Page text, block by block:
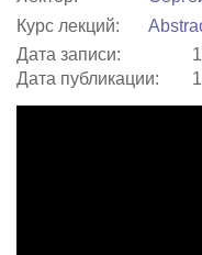
Курс лекций:
Дата записи:
Дата публикации: